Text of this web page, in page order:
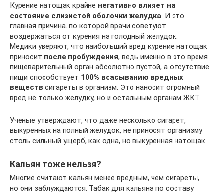
Курение натощак крайне негативно влияет на
состояние слизистой оболочки желудка . И это
главная причина, по которой врачи советуют
воздержаться от курения на голодный желудок.
Медики уверяют, что наибольший вред курение натощак
приносит после пробуждения, ведь именно в это время
пищеварительный орган абсолютно пустой, а отсутствие
пищи способствует 100% всасыванию вредных
веществ сигареты в организм. Это наносит огромный
вред не только желудку, но и остальным органам ЖКТ.
Ученые утверждают, что даже несколько сигарет,
выкуренных на полный желудок, не приносят организму
столь сильный ущерб, как одна, но выкуренная натощак.
Кальян тоже нельзя?
Многие считают кальян менее вредным, чем сигареты,
но они заблуждаются. Табак для кальяна по составу